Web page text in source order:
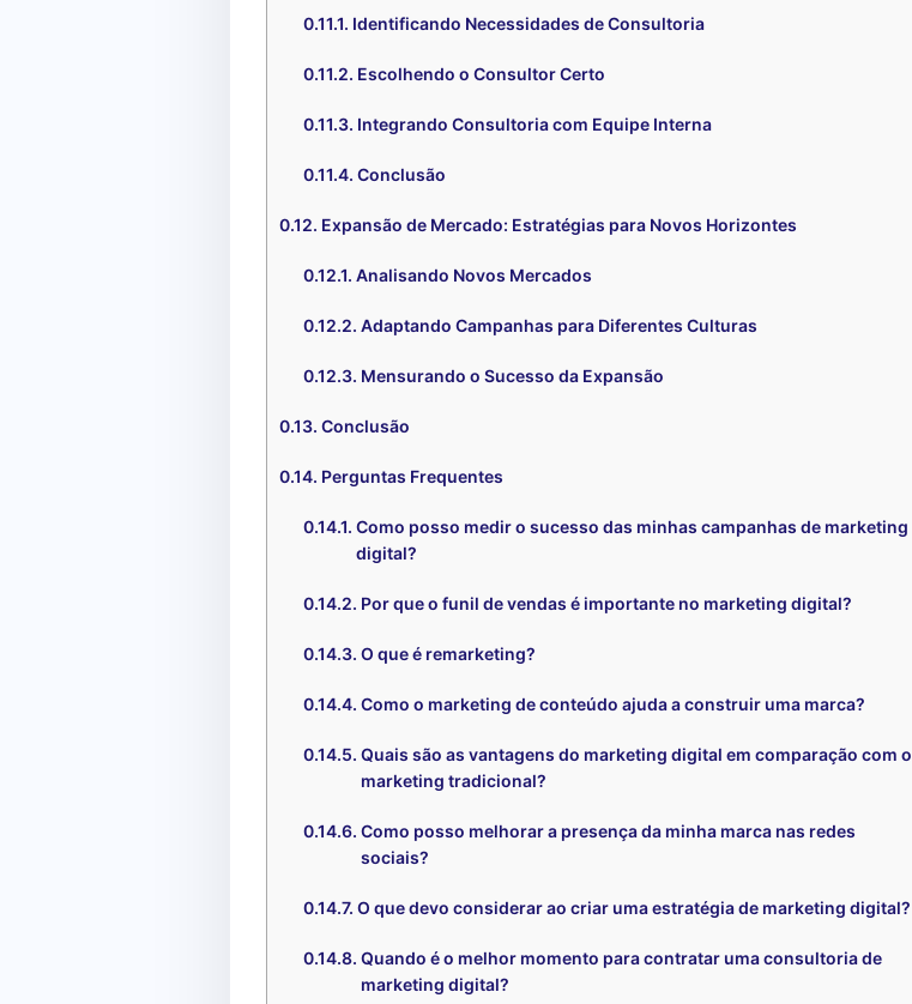
Identificando Necessidades de Consultoria
Escolhendo o Consultor Certo
Integrando Consultoria com Equipe Interna
Conclusão
Expansão de Mercado: Estratégias para Novos Horizontes
Analisando Novos Mercados
Adaptando Campanhas para Diferentes Culturas
Mensurando o Sucesso da Expansão
Conclusão
Perguntas Frequentes
Como posso medir o sucesso das minhas campanhas de marketing
digital?
Por que o funil de vendas é importante no marketing digital?
O que é remarketing?
Como o marketing de conteúdo ajuda a construir uma marca?
Quais são as vantagens do marketing digital em comparação com o
marketing tradicional?
Como posso melhorar a presença da minha marca nas redes
sociais?
O que devo considerar ao criar uma estratégia de marketing digital?
Quando é o melhor momento para contratar uma consultoria de
marketing digital?